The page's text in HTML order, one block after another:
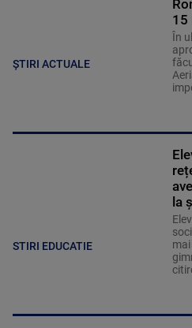
ȘTIRI ACTUALE
15
În
STIRI EDUCATIE
la